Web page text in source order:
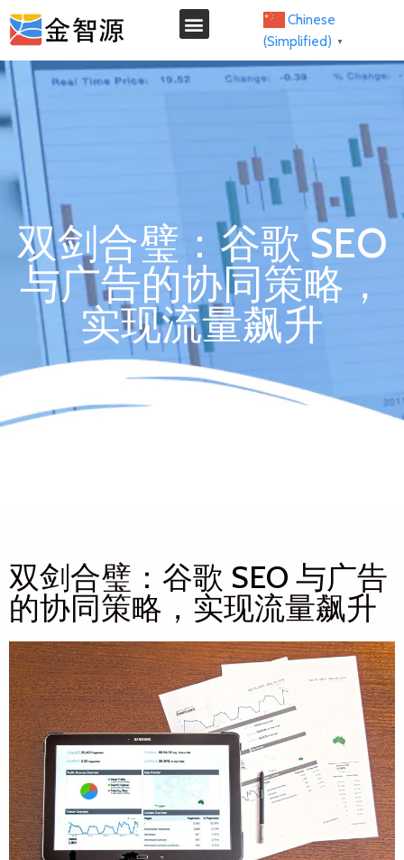
Chinese
(Simplified)
▼
双剑合璧：谷歌 SEO
与广告的协同策略，
实现流量飙升
双剑合璧：谷歌 SEO 与广告
的协同策略，实现流量飙升